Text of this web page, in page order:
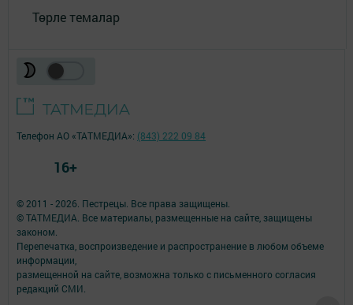
Төрле темалар
© 2011 - 2026. Пестрецы. Все права защищены.
© ТАТМЕДИА. Все материалы, размещенные на сайте, защищены
законом.
Перепечатка, воспроизведение и распространение в любом объеме
информации,
размещенной на сайте, возможна только с письменного согласия
редакций СМИ.
Телефон АО «ТАТМЕДИА»: (843) 222 09 84
16+